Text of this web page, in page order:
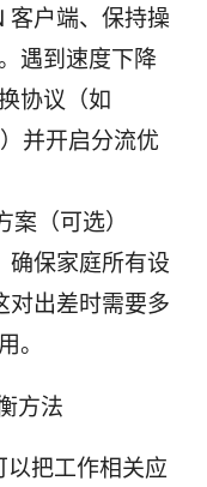
客户端、保持操
遇到速度下降
协议（如
并开启分流优
（可选）
确保家庭所有设
对出差时需要多
。
方法
把工作相关应